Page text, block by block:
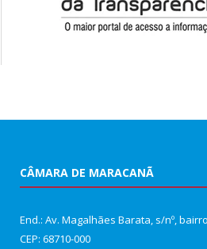
CÂMARA DE MARACANÃ
End.: Av. Magalhães Barata, s/nº,
CEP: 68710-000